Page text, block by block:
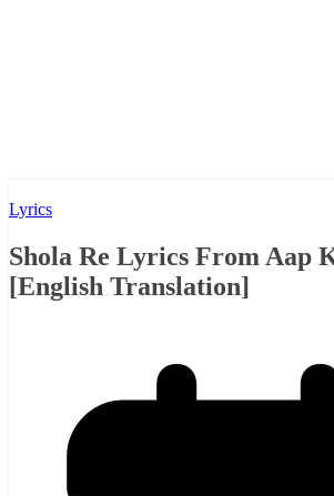
Lyrics
Shola Re Lyrics From Aap
[English Translation]